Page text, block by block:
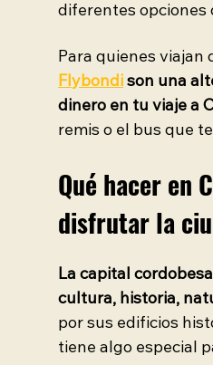
diferentes opciones
Para quienes viajan
Flybondi son una
dinero en tu viaje a
remis o el bus que
Qué hacer en
disfrutar la
La capital
cultura, historia,
por sus edificios
tiene algo especial